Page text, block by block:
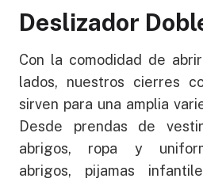
Deslizador
Con la comodidad de
lados, nuestros cierres
sirven para una amplia
Desde prendas de
abrigos, ropa y
abrigos, pijamas